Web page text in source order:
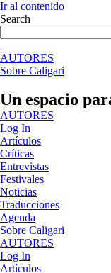
Ir al contenido
Search
AUTORES
Sobre Caligari
Un espacio
AUTORES
Log In
Artículos
Críticas
Entrevistas
Festivales
Noticias
Traducciones
Agenda
Sobre Caligari
AUTORES
Log In
Artículos